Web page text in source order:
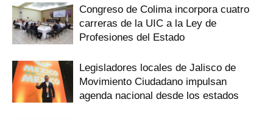
Congreso de Colima incorpora cuatro
carreras de la UIC a la Ley de
Profesiones del Estado
Legisladores locales de Jalisco de
Movimiento Ciudadano impulsan
agenda nacional desde los estados